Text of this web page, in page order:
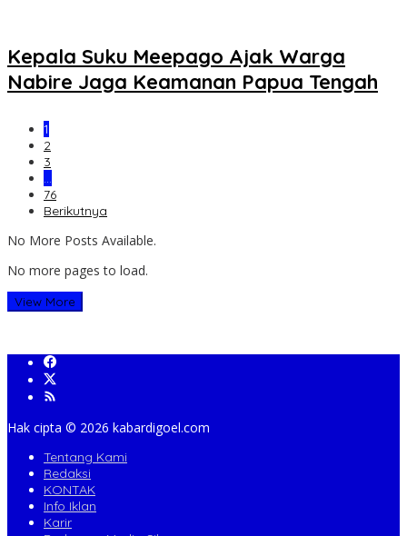
Kepala Suku Meepago Ajak Warga
Nabire Jaga Keamanan Papua Tengah
1
2
3
…
76
Berikutnya
No More Posts Available.
No more pages to load.
View More
Hak cipta ©️ 2026 kabardigoel.com
Tentang Kami
Redaksi
KONTAK
Info Iklan
Karir